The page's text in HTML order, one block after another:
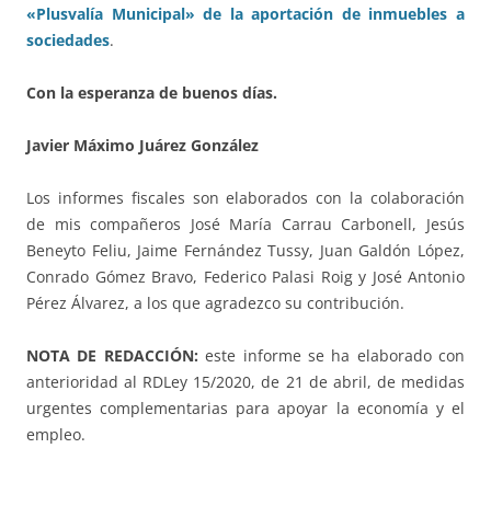
«Plusvalía Municipal» de la aportación de inmuebles a
sociedades.
Con la esperanza de buenos días.
Javier Máximo Juárez González
Los informes fiscales son elaborados con la colaboración
de mis compañeros José María Carrau Carbonell, Jesús
Beneyto Feliu, Jaime Fernández Tussy, Juan Galdón López,
Conrado Gómez Bravo, Federico Palasi Roig y José Antonio
Pérez Álvarez, a los que agradezco su contribución.
NOTA DE REDACCIÓN: este informe se ha elaborado con
anterioridad al RDLey 15/2020, de 21 de abril, de medidas
urgentes complementarias para apoyar la economía y el
empleo.